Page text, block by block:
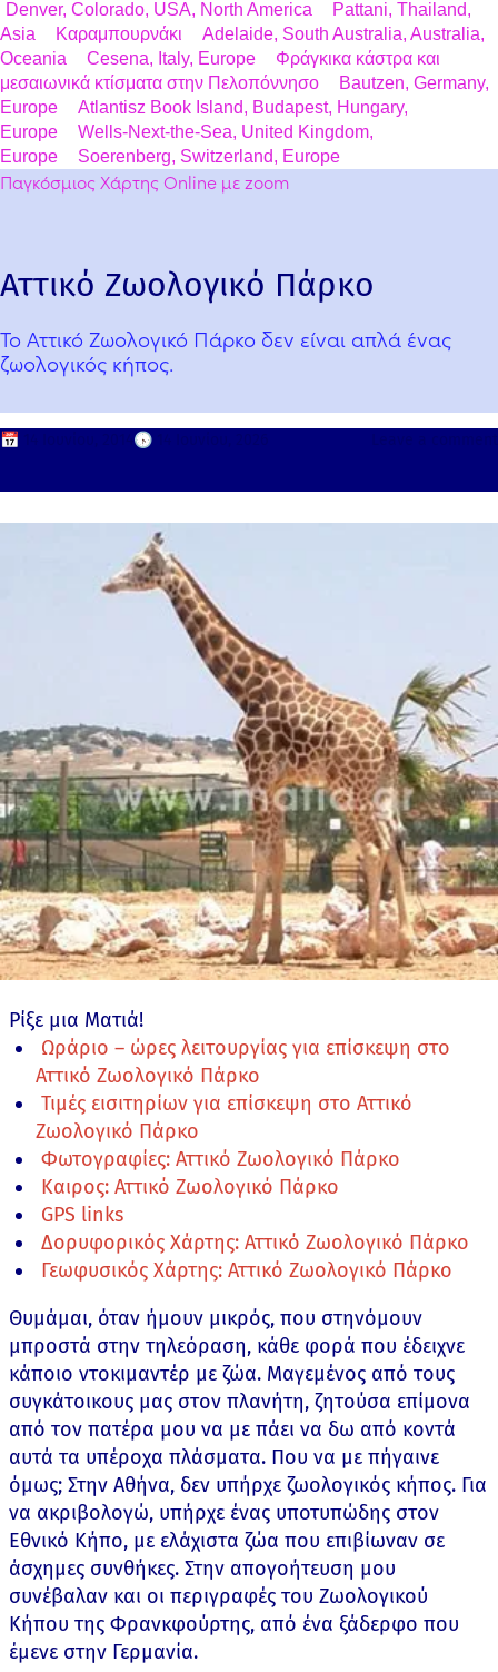
Denver, Colorado, USA, North America
Pattani, Thailand,
Asia
Καραμπουρνάκι
Adelaide, South Australia, Australia,
Oceania
Cesena, Italy, Europe
Φράγκικα κάστρα και
μεσαιωνικά κτίσματα στην Πελοπόννησο
Bautzen, Germany,
Europe
Atlantisz Book Island, Budapest, Hungary,
Europe
Wells-Next-the-Sea, United Kingdom,
Europe
Soerenberg, Switzerland, Europe
Παγκόσμιος Χάρτης Online με zoom
Αττικό Ζωολογικό Πάρκο
Το Αττικό Ζωολογικό Πάρκο δεν είναι απλά ένας
ζωολογικός κήπος.
📅 🕟
Ρίξε μια Ματιά!
Ωράριο – ώρες λειτουργίας για επίσκεψη στο
Αττικό Ζωολογικό Πάρκο
Τιμές εισιτηρίων για επίσκεψη στο Αττικό
Ζωολογικό Πάρκο
Φωτογραφίες: Αττικό Ζωολογικό Πάρκο
Καιρος: Αττικό Ζωολογικό Πάρκο
GPS links
Δορυφορικός Χάρτης: Αττικό Ζωολογικό Πάρκο
Γεωφυσικός Χάρτης: Αττικό Ζωολογικό Πάρκο
Θυμάμαι, όταν ήμουν μικρός, που στηνόμουν
μπροστά στην τηλεόραση, κάθε φορά που έδειχνε
κάποιο ντοκιμαντέρ με ζώα. Μαγεμένος από τους
συγκάτοικους μας στον πλανήτη, ζητούσα επίμονα
από τον πατέρα μου να με πάει να δω από κοντά
αυτά τα υπέροχα πλάσματα. Που να με πήγαινε
όμως; Στην Αθήνα, δεν υπήρχε ζωολογικός κήπος. Για
να ακριβολογώ, υπήρχε ένας υποτυπώδης στον
Εθνικό Κήπο, με ελάχιστα ζώα που επιβίωναν σε
άσχημες συνθήκες. Στην απογοήτευση μου
συνέβαλαν και οι περιγραφές του Ζωολογικού
Κήπου της Φρανκφούρτης, από ένα ξάδερφο που
έμενε στην Γερμανία.